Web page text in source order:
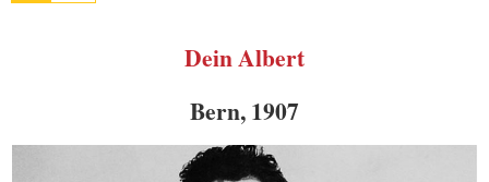
Dein Albert
Bern, 1907